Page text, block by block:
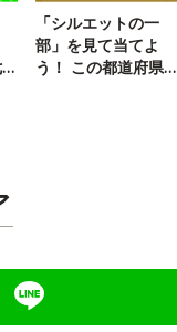
「シルエットの一
部」を見て当てよ
う！ この都道府県、